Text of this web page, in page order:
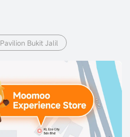
Pavilion Bukit Jalil